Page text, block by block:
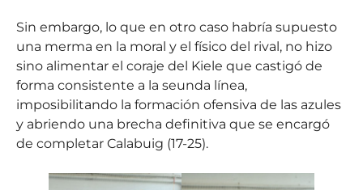
Sin embargo, lo que en otro caso habría supuesto
una merma en la moral y el físico del rival, no hizo
sino alimentar el coraje del Kiele que castigó de
forma consistente a la seunda línea,
imposibilitando la formación ofensiva de las azules
y abriendo una brecha definitiva que se encargó
de completar Calabuig (17-25).